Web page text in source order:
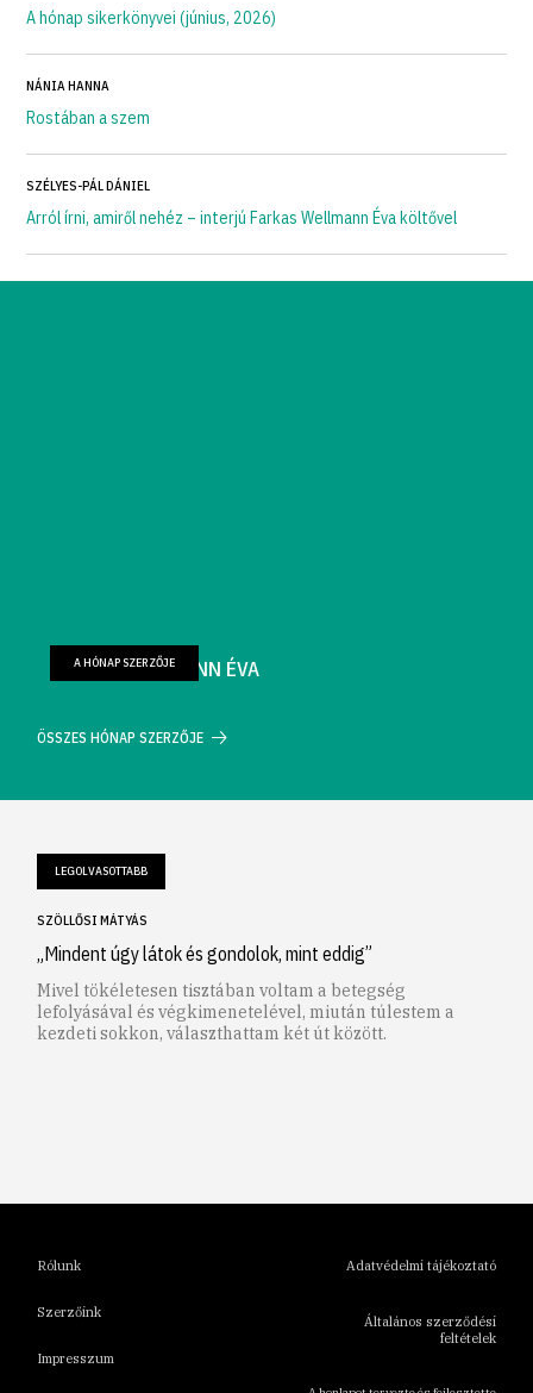
A hónap sikerkönyvei (június, 2026)
NÁNIA HANNA
Rostában a szem
SZÉLYES-PÁL DÁNIEL
Arról írni, amiről nehéz – interjú Farkas Wellmann Éva költővel
FARKAS WELLMANN ÉVA
A HÓNAP SZERZŐJE
ÖSSZES HÓNAP SZERZŐJE
LEGOLVASOTTABB
SZÖLLŐSI MÁTYÁS
„Mindent úgy látok és gondolok, mint eddig”
Mivel tökéletesen tisztában voltam a betegség
lefolyásával és végkimenetelével, miután túlestem a
kezdeti sokkon, választhattam két út között.
Rólunk
Szerzőink
Impresszum
Adatvédelmi tájékoztató
Általános szerződési
feltételek